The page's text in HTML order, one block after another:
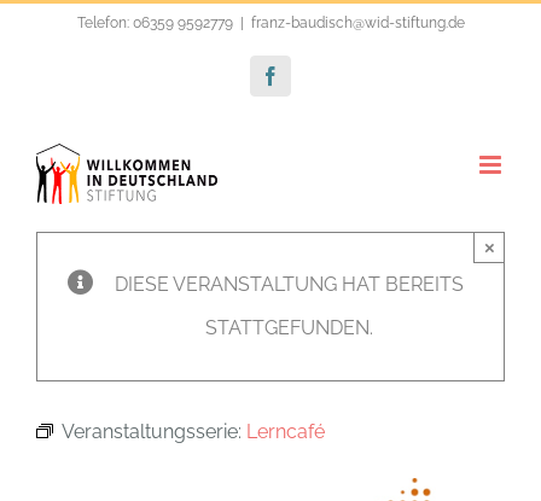
Telefon: 06359 9592779 franz-baudisch@wid-stiftung.de
Facebook
DIESE VERANSTALTUNG HAT BEREITS
STATTGEFUNDEN.
×
Veranstaltungsserie: Lerncafé